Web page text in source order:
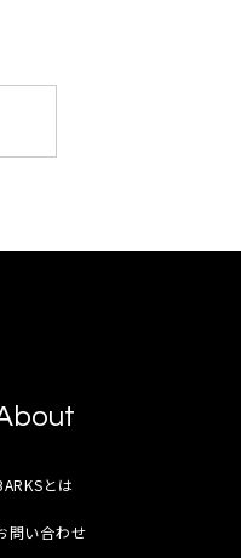
とは
問い合わせ